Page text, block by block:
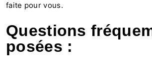
faite pour vous.
Questions
posées :